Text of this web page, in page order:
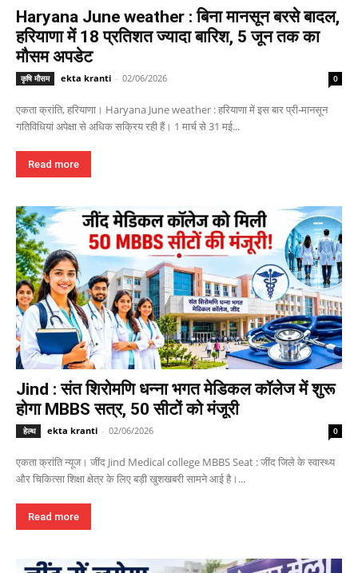
Haryana June weather : बिना मानसून बरसे बादल,
हरियाणा में 18 प्रतिशत ज्यादा बारिश, 5 जून तक का
मौसम अपडेट
कृषि मौसम ekta kranti - 02/06/2026 0
एकता क्रांति, हरियाणा। Haryana June weather : हरियाणा में इस बार प्री-मानसून
गतिविधियां अपेक्षा से अधिक सक्रिय रही हैं। 1 मार्च से 31 मई...
Read more
Jind : संत शिरोमणि धन्ना भगत मेडिकल कॉलेज में शुरू
होगा MBBS सत्र, 50 सीटों को मंजूरी
हेल्थ ekta kranti - 02/06/2026 0
एकता क्रांति न्यूज। जींद Jind Medical college MBBS Seat : जींद जिले के स्वास्थ्य
और चिकित्सा शिक्षा क्षेत्र के लिए बड़ी खुशखबरी सामने आई है।...
Read more